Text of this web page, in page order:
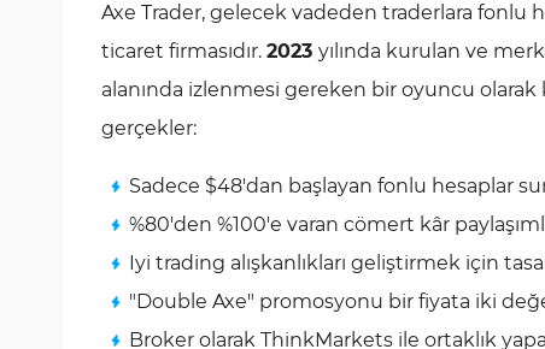
Axe Trader, gelecek vadeden traderlara
ticaret firmasıdır. 2023 yılında kurulan ve
alanında izlenmesi gereken bir oyuncu olarak
gerçekler:
Sadece $48'dan başlayan fonlu hesaplar
%80'den %100'e varan cömert kâr
Iyi trading alışkanlıkları geliştirmek için
"Double Axe" promosyonu bir fiyata iki
Broker olarak ThinkMarkets ile ortaklık